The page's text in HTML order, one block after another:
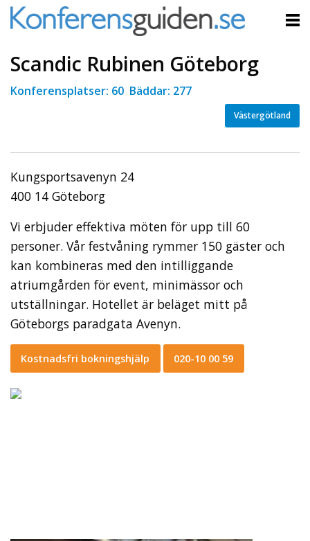
Scandic Rubinen Göteborg
Konferensplatser: 60 Bäddar: 277
Västergötland
Kungsportsavenyn 24
400 14 Göteborg
Vi erbjuder effektiva möten för upp till 60
personer. Vår festvåning rymmer 150 gäster och
kan kombineras med den intilliggande
atriumgården för event, minimässor och
utställningar. Hotellet är beläget mitt på
Göteborgs paradgata Avenyn.
Kostnadsfri bokningshjälp 020-10 00 59